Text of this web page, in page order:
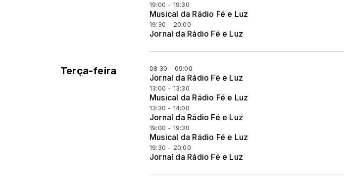
19:00 - 19:30
Musical da Rádio Fé e Luz
19:30 - 20:00
Jornal da Rádio Fé e Luz
Terça-feira 08:30 - 09:00
Jornal da Rádio Fé e Luz
13:00 - 13:30
Musical da Rádio Fé e Luz
13:30 - 14:00
Jornal da Rádio Fé e Luz
19:00 - 19:30
Musical da Rádio Fé e Luz
19:30 - 20:00
Jornal da Rádio Fé e Luz